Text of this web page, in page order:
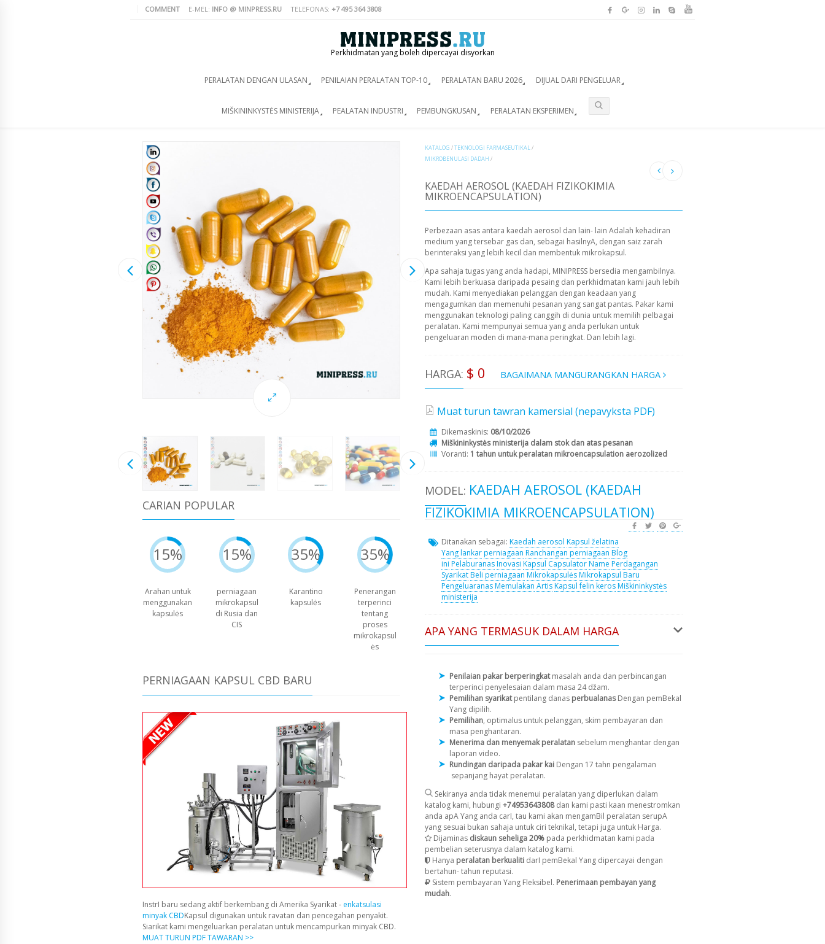
COMMENT E-MEL: INFO @ MINPRESS.RU TELEFONAS: +7 495 364 3808
Perkhidmatan yang boleh dipercayai disyorkan
PERALATAN DENGAN ULASAN PENILAIAN PERALATAN TOP-10 PERALATAN BARU 2026 DIJUAL DARI PENGELUAR
MIŠKININKYSTĖS MINISTERIJA PEALATAN INDUSTRI PEMBUNGKUSAN PERALATAN EKSPERIMEN
CARIAN POPULAR
15%
Arahan untuk
menggunakan
kapsulės
15%
perniagaan
mikrokapsul
di Rusia dan
CIS
35%
Karantino
kapsulės
35%
Penerangan
terperinci
tentang
proses
mikrokapsul
ės
PERNIAGAAN KAPSUL CBD BARU
InstrI baru sedang aktif berkembang di Amerika Syarikat - enkatsulasi
minyak CBDKapsul digunakan untuk ravatan dan pencegahan penyakit.
Siarikat kami mengeluarkan peralatan untuk mencampurkan minyak CBD.
MUAT TURUN PDF TAWARAN >>
KATALOG /TEKNOLOGI FARMASEUTIKAL/
MIKROBENULASI DADAH /
KAEDAH AEROSOL (KAEDAH FIZIKOKIMIA
MIKROENCAPSULATION)
Perbezaan asas antara kaedah aerosol dan lain- lain Adalah kehadiran
medium yang tersebar gas dan, sebagai hasilnyA, dengan saiz zarah
berinteraksi yang lebih kecil dan membentuk mikrokapsul.
Apa sahaja tugas yang anda hadapi, MINIPRESS bersedia mengambilnya.
Kami lebih berkuasa daripada pesaing dan perkhidmatan kami jauh lebih
mudah. Kami menyediakan pelanggan dengan keadaan yang
mengagumkan dan memenuhi pesanan yang sangat pantas. Pakar kami
menggunakan teknologi paling canggih di dunia untuk memilih pelbagai
peralatan. Kami mempunyai semua yang anda perlukan untuk
pengeluaran moden di mana-mana peringkat. Dan lebih lagi.
HARGA: $ 0 BAGAIMANA MANGURANGKAN HARGA
Muat turun tawran kamersial (nepavyksta PDF)
Dikemaskinis: 08/10/2026
Miškininkystės ministerija dalam stok dan atas pesanan
Voranti: 1 tahun untuk peralatan mikroencapsulation aerozolized
MODEL: KAEDAH AEROSOL (KAEDAH
FIZIKOKIMIA MIKROENCAPSULATION)
Ditanakan sebagai: Kaedah aerosol Kapsul želatina
Yang lankarperniagaan Ranchangan perniagaan Blog
ini PelaburanasInovasi Kapsul CapsulatorName Perdagangan
SyarikatBeli perniagaan MikrokapsulėsMikrokapsul Baru
PengeluaranasMemulakan ArtisKapsul felin kerosMiškininkystės
ministerija
APA YANG TERMASUK DALAM HARGA
Penilaian pakar berperingkatmasalah anda dan perbincangan
terperinci penyelesaian dalam masa 24 džam.
Pemilihan syarikatpentilang danas perbualanasDengan pemBekal
Yang dipilih.
Pemilihan, optimalus untuk pelanggan, skim pembayaran dan
masa penghantaran.
Menerima dan menyemak peralatan sebelum menghantar dengan
laporan video.
Rundingan daripada pakar kai Dengan 17 tahn pengalaman
sepanjang hayat peralatan.
Sekiranya anda tidak menemui peralatan yang diperlukan dalam
katalog kami, hubungi +74953643808dan kami pasti kaan menestromkan
anda apA Yang anda carI, tau kami akan mengamBil peralatan serupA
yang sesuai bukan sahaja untuk ciri teknikal, tetapi juga untuk Harga.
Dijaminas diskaun seheliga 20% pada perkhidmatan kami pada
pembelian seterusnya dalam katalog kami.
Hanya peralatan berkualiti darI pemBekal Yang dipercayai dengan
bertahun- tahun reputasi.
Sistem pembayaran Yang Fleksibel. Penerimaan pembayan yang
mudah.